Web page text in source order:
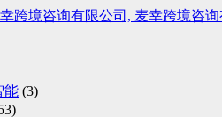
跨境咨询有限公司, 麦幸跨境咨询
能 (3)